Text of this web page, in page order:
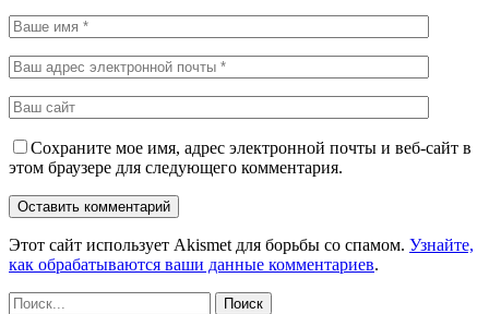
Сохраните мое имя, адрес электронной почты и веб-сайт в
этом браузере для следующего комментария.
Этот сайт использует Akismet для борьбы со спамом. Узнайте,
как обрабатываются ваши данные комментариев.